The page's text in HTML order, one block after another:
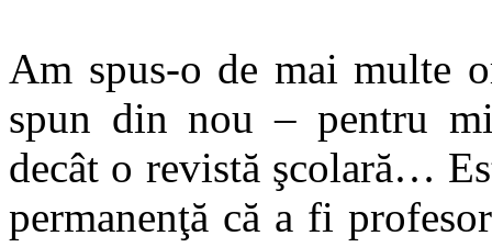
Am spus-o de mai multe
spun din nou – pentru
decât o revistă şcolară…
permanenţă că a fi